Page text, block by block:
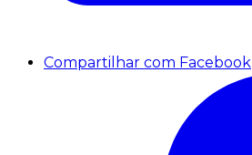
Compartilhar com Facebook